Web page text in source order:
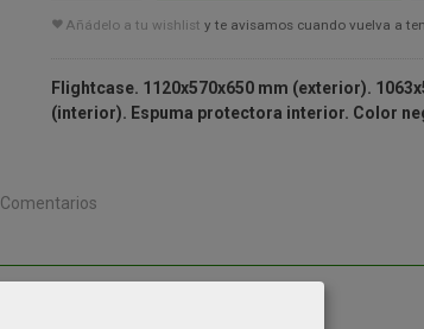
Añádelo a tu wishlist y te avisamos cuando vuelva a
Flightcase. 1120x570x650 mm (exterior).
(interior). Espuma protectora interior. Color
Comentarios